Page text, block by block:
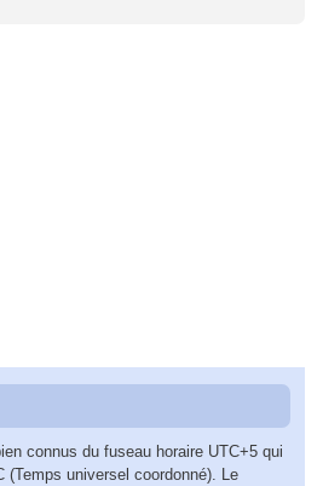
connus du fuseau horaire UTC+5 qui
(Temps universel coordonné). Le